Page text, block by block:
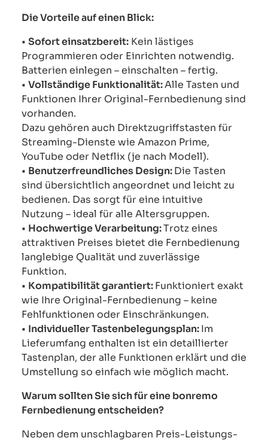
Die Vorteile auf einen Blick:
• Sofort einsatzbereit: Kein lästiges
Programmieren oder Einrichten notwendig.
Batterien einlegen – einschalten – fertig.
• Vollständige Funktionalität:Alle Tasten und
Funktionen Ihrer Original-Fernbedienung sind
vorhanden.
Dazu gehören auch Direktzugriffstasten für
Streaming-Dienste wie Amazon Prime,
YouTube oder Netflix (je nach Modell).
• Benutzerfreundliches Design:Die Tasten
sind übersichtlich angeordnet und leicht zu
bedienen. Das sorgt für eine intuitive
Nutzung – ideal für alle Altersgruppen.
• Hochwertige Verarbeitung:Trotz eines
attraktiven Preises bietet die Fernbedienung
langlebige Qualität und zuverlässige
Funktion.
• Kompatibilität garantiert:Funktioniert exakt
wie Ihre Original-Fernbedienung – keine
Fehlfunktionen oder Einschränkungen.
• Individueller Tastenbelegungsplan:Im
Lieferumfang enthalten ist ein detaillierter
Tastenplan, der alle Funktionen erklärt und die
Umstellung so einfach wie möglich macht.
Warum sollten Sie sich für eine bonremo
Fernbedienung entscheiden?
Neben dem unschlagbaren Preis-Leistungs-